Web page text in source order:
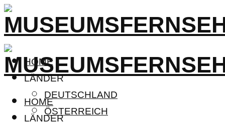
HOME
LÄNDER
DEUTSCHLAND
ÖSTERREICH
HOME
LÄNDER